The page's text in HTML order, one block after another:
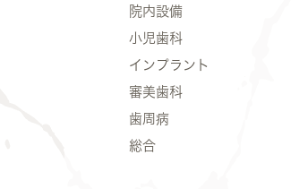
院内設備
小児歯科
インプラント
審美歯科
歯周病
総合